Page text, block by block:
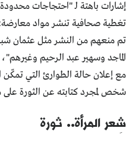
إشارات باهتة لـ "احتجاجات
تغطية صحافية تنشر مواد معارضة:
تم منعهم من النشر مثل عثمان
الماجد وسهير عبد الرحيم
مع إعلان حالة الطوارئ التي
شخص لمجرد كتابته عن الثورة على
شِعر المرأة.. ثورة